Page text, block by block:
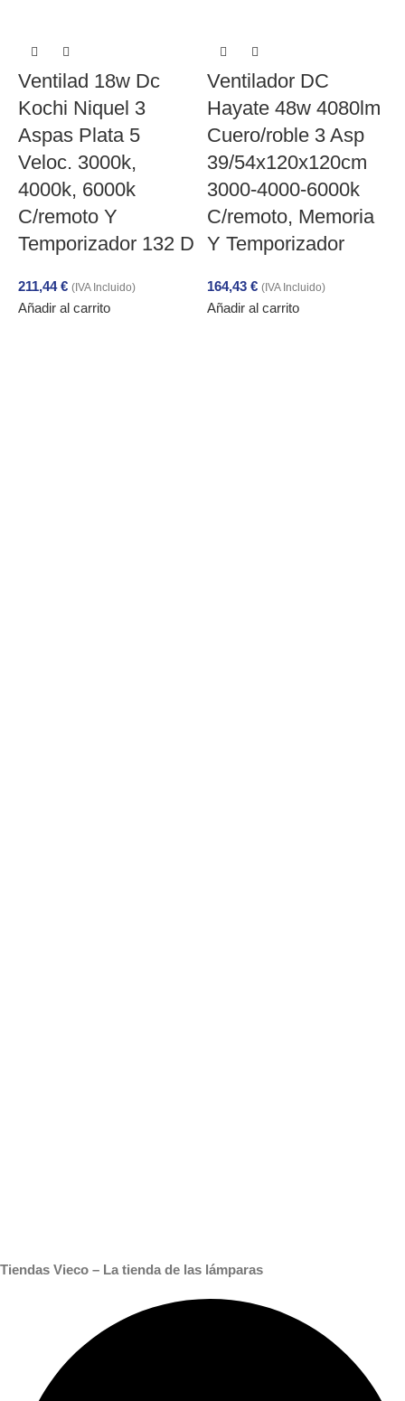
Ventilad 18w Dc
Kochi Niquel 3
Aspas Plata 5
Veloc. 3000k,
4000k, 6000k
C/remoto Y
Temporizador 132 D
211,44€ (IVA Incluido)
Añadir al carrito
Ventilador DC
Hayate 48w 4080lm
Cuero/roble 3 Asp
39/54x120x120cm
3000-4000-6000k
C/remoto, Memoria
Y Temporizador
164,43 € (IVA Incluido)
Añadir al carrito
Tiendas Vieco – La tienda de las lámparas